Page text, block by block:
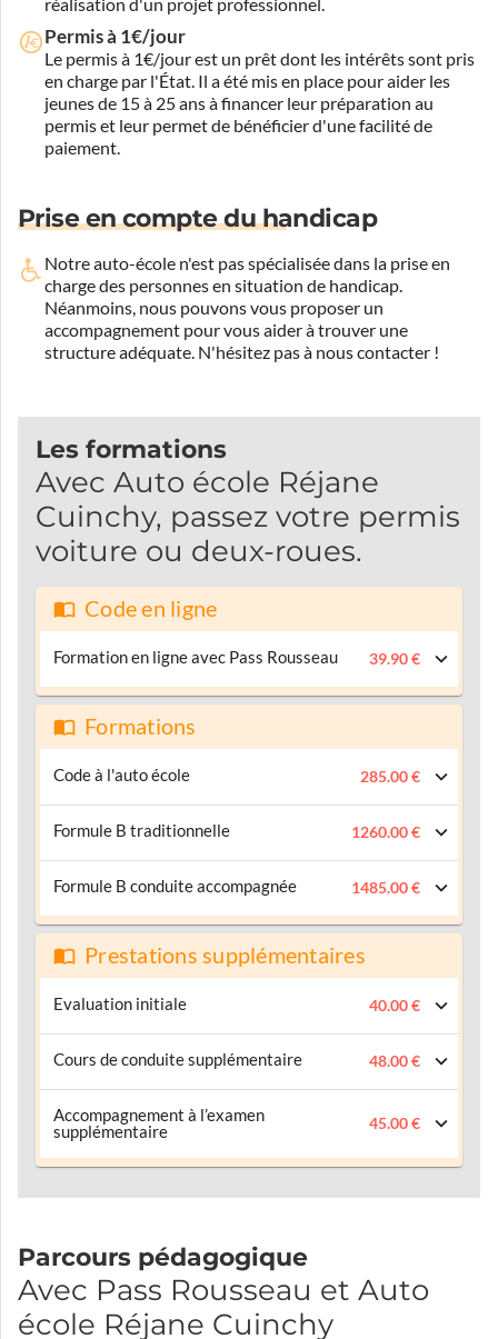
réalisation d'un projet professionnel.
Permis à 1€/jour
Le permis à 1€/jour est un prêt dont les intérêts sont pris
en charge par l'État. Il a été mis en place pour aider les
jeunes de 15 à 25 ans à financer leur préparation au
permis et leur permet de bénéficier d'une facilité de
paiement.
Prise en compte du handicap
Notre auto-école n'est pas spécialisée dans la prise en
charge des personnes en situation de handicap.
Néanmoins, nous pouvons vous proposer un
accompagnement pour vous aider à trouver une
structure adéquate. N'hésitez pas à nous contacter !
Les formations
Avec Auto école Réjane
Cuinchy, passez votre permis
voiture ou deux-roues.
Code en ligne
Formation en ligne avec Pass Rousseau 39.90 €
Formations
Code à l'auto école 285.00 €
Formule B traditionnelle 1260.00 €
Formule B conduite accompagnée 1485.00 €
Prestations supplémentaires
Evaluation initiale 40.00 €
Cours de conduite supplémentaire 48.00 €
Accompagnement à l’examen
supplémentaire
45.00 €
Parcours pédagogique
Avec Pass Rousseau et Auto
école Réjane Cuinchy